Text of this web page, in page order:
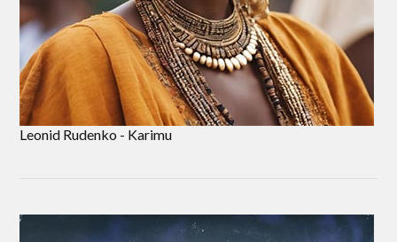
Leonid Rudenko - Karimu